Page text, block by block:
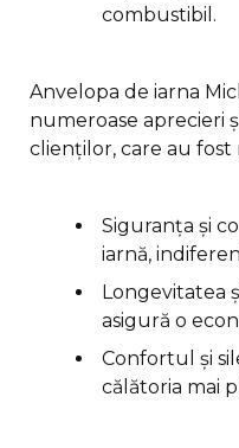
combustibil.
Anvelopa de iarna
numeroase aprecieri
clienților, care au
Siguranța și
iarnă,
Longevitatea
asigură o
Confortul și
călătoria mai